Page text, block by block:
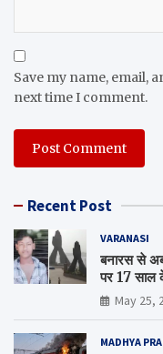
Save my name, email,
next time I comment.
Recent Post
VARANASI
बनारस से
पर 17 साल
May 25,
MADHYA